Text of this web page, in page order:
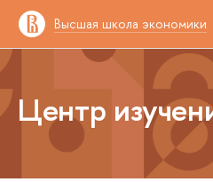
Высшая школа экономики
Центр